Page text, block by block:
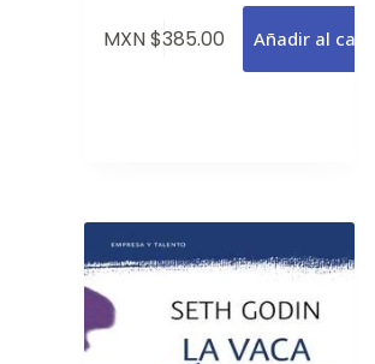
MXN $385.00 Añadir al